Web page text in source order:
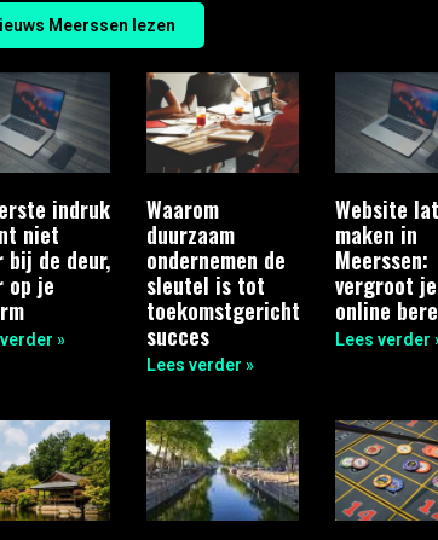
Meerssen lezen
indruk
niet
bij de deur,
op je
»
Waarom
duurzaam
ondernemen de
sleutel is tot
toekomstgericht
succes
Lees verder »
Website
maken in
Meerssen:
vergroot je
online
Lees verder